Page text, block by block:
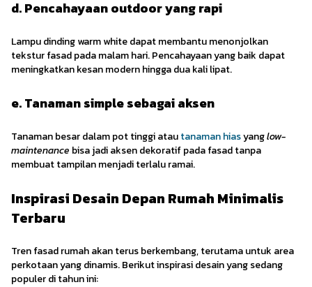
d. Pencahayaan outdoor yang rapi
Lampu dinding warm white dapat membantu menonjolkan
tekstur fasad pada malam hari. Pencahayaan yang baik dapat
meningkatkan kesan modern hingga dua kali lipat.
e. Tanaman simple sebagai aksen
Tanaman besar dalam pot tinggi atautanaman hiasyanglow-
maintenance bisa jadi aksen dekoratif pada fasad tanpa
membuat tampilan menjadi terlalu ramai.
Inspirasi Desain Depan Rumah Minimalis
Terbaru
Tren fasad rumah akan terus berkembang, terutama untuk area
perkotaan yang dinamis. Berikut inspirasi desain yang sedang
populer di tahun ini: